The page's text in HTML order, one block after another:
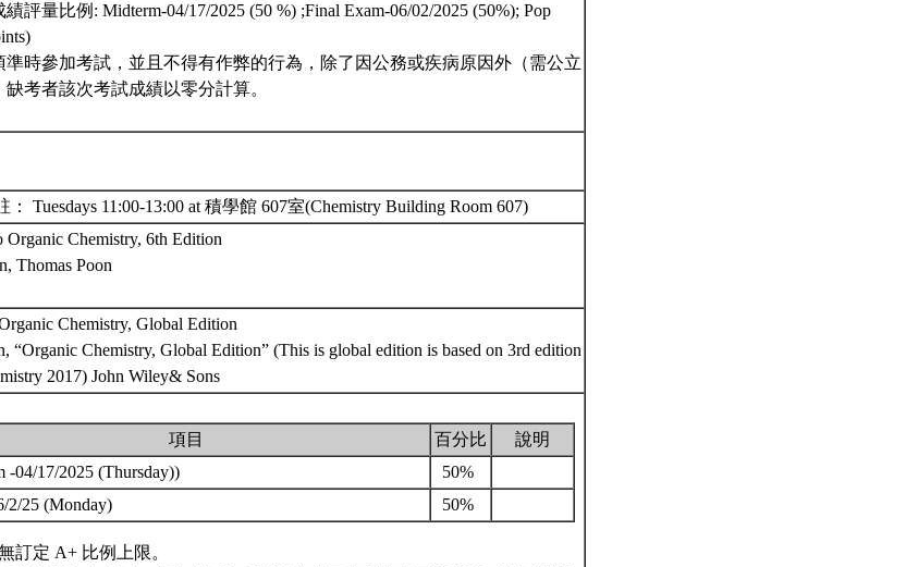
評量比例: Midterm-04/17/2025 (50 %) ;Final Exam-06/02/2025 (50%); Pop
準時參加考試，並且不得有作弊的行為，除了因公務或疾病原因外（需公立
考者該次考試成績以零分計算。
： Tuesdays 11:00-13:00 at 積學館 607室(Chemistry Building Room 607)
Organic Chemistry, 6th Edition
Thomas Poon
Chemistry, Global Edition
“Organic Chemistry, Global Edition” (This is global edition is based on 3rd edition
2017) John Wiley& Sons
項目 百分比
說明
-04/17/2025 (Thursday))
50%
2/25 (Monday) 50%
訂定 A+ 比例上限。